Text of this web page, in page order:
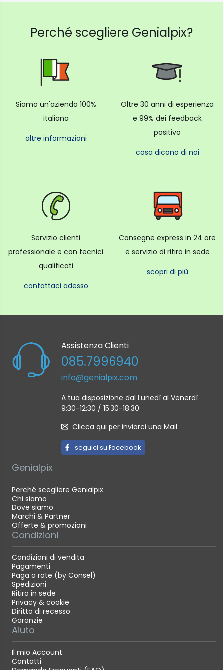
Perché scegliere Genialpix?
Siamo un'azienda 100%
italiana
altre informazioni
Oltre 30 anni di esperienza
e 99% dei feedback
positivo
cosa dicono di noi
Servizio clienti
professionale e con tecnici
qualificati
contattaci adesso
Consegne express in 24 ore
e servizio di ritiro in sede
scopri di più
Assistenza Clienti
085.7996940
info@genialpix.com
A tua disposizione dal Lunedì al Venerdì
9:30-12:30 / 15:30-18:30
Clicca qui per inviarci una Mail
seguici su Facebook
Genialpix
Perché scegliere Genialpix
Chi siamo
Dove siamo
Marchi & Partner
Offerte & promozioni
Condizioni
Condizioni di vendita
Pagamenti
Paga a rate (by Consel)
Spedizioni
Ritiro in sede
Privacy & cookie
Diritto di recesso
Garanzie
Aiuto
Il mio Account
Contatti